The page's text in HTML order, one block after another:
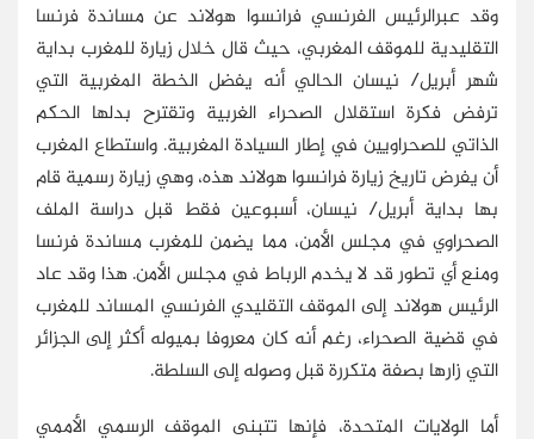
وقد عبرالرئيس الفرنسي فرانسوا هولاند عن مساندة فرنسا
التقليدية للموقف المغربي، حيث قال خلال زيارة للمغرب بداية
شهر أبريل/ نيسان الحالي أنه يفضل الخطة المغربية التي
ترفض فكرة استقلال الصحراء الغربية وتقترح بدلها الحكم
الذاتي للصحراويين في إطار السيادة المغربية. واستطاع المغرب
أن يفرض تاريخ زيارة فرانسوا هولاند هذه، وهي زيارة رسمية قام
بها بداية أبريل/ نيسان، أسبوعين فقط قبل دراسة الملف
الصحراوي في مجلس الأمن، مما يضمن للمغرب مساندة فرنسا
ومنع أي تطور قد لا يخدم الرباط في مجلس الأمن. هذا وقد عاد
الرئيس هولاند إلى الموقف التقليدي الفرنسي المساند للمغرب
في قضية الصحراء، رغم أنه كان معروفا بميوله أكثر إلى الجزائر
التي زارها بصفة متكررة قبل وصوله إلى السلطة.
أما الولايات المتحدة، فإنها تتبنى الموقف الرسمي الأممي